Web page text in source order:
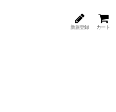
新規登録 カート